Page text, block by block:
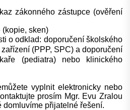
zákonného zástupce (ověření
(kopie, sken)
o odklad: doporučení školského
(PPP, SPC) a doporučení
(pediatra) nebo klinického
vyplnit elektronicky nebo
prosím Mgr. Evu Zralou
domluvíme přijatelné řešení.